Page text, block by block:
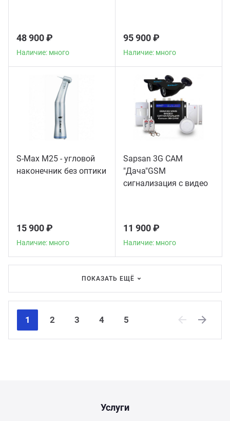
48 900 ₽
Наличие: много
95 900 ₽
Наличие: много
S-Max M25 - угловой
наконечник без оптики
15 900 ₽
Наличие: много
Sapsan 3G CAM
"Дача"GSM
сигнализация с видео
11 900 ₽
Наличие: много
ПОКАЗАТЬ ЕЩЁ
1 2 3 4
5
Услуги